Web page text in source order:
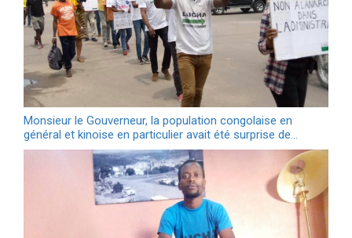
Monsieur le Gouverneur, la population congolaise en
général et kinoise en particulier avait été surprise de…